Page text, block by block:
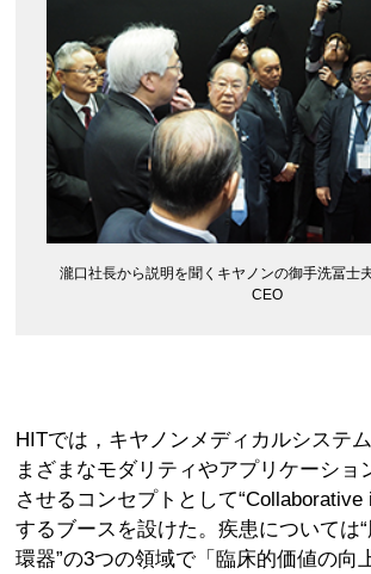
瀧口社長から説明を聞くキヤノンの御手洗冨士
CEO
HITでは，キヤノンメディカルシステ
まざまなモダリティやアプリケーショ
させるコンセプトとして“Collaborative
するブースを設けた。疾患については“
環器”の3つの領域で「臨床的価値の向